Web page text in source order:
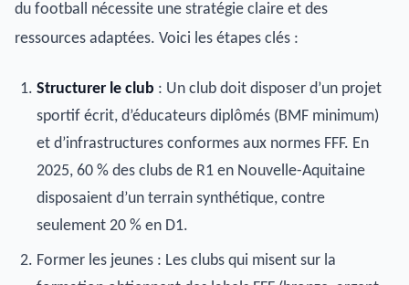
du football nécessite une stratégie claire et des
ressources adaptées. Voici les étapes clés :
Structurer le club : Un club doit disposer d’un projet
sportif écrit, d’éducateurs diplômés (BMF minimum)
et d’infrastructures conformes aux normes FFF. En
2025, 60 % des clubs de R1 en Nouvelle-Aquitaine
disposaient d’un terrain synthétique, contre
seulement 20 % en D1.
Former les jeunes : Les clubs qui misent sur la